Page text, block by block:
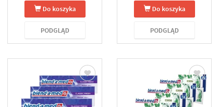
Do koszyka
PODGLĄD
Do koszyka
PODGLĄD